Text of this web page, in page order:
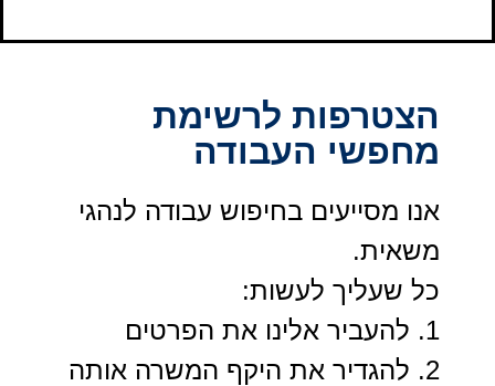
הצטרפות לרשימת
מחפשי העבודה
אנו מסייעים בחיפוש עבודה לנהגי
משאית.
כל שעליך לעשות:
1. להעביר אלינו את הפרטים
2. להגדיר את היקף המשרה אותה